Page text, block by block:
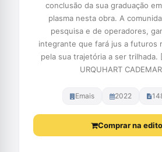
conclusão da sua graduação
plasma nesta obra. A
pesquisa e de operadores,
integrante que fará jus a futuros
pela sua trajetória a ser trilhada.
URQUHART
Emais 2022
Comprar na